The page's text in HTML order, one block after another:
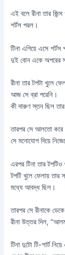
এই বলে রীনা তার
শর্টস পরল।
টিনা এগিয়ে এসে শর্টস
দুই বোন একে অপরের
রীনা তার টপটা খুলে
আজ সে ব্রা পরেনি।
কী দারুণ স্তন ছিল
তারপর সে আলতো করে
সে মনোযোগ দিয়ে
এরপর টিনা তার
টপটি খুলে ফেলায়
মধ্যে আবদ্ধ ছিল।
তারপর সে রীনাকে
রীনা উত্তর দিল,
টিনা দুটো টি-শার্ট